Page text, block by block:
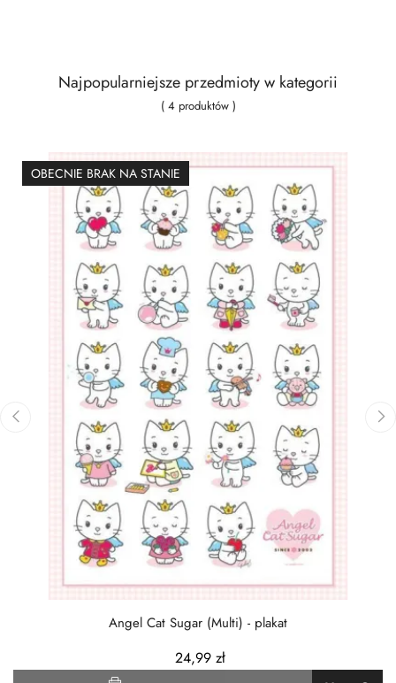
Najpopularniejsze przedmioty w kategorii
( 4 produktów )
OBECNIE BRAK NA STANIE
Angel Cat Sugar (Multi) - plakat
24,99 zł